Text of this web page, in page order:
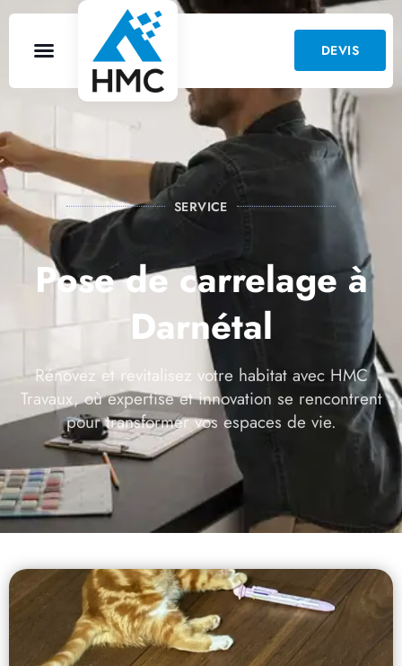
DEVIS
SERVICE
Pose de carrelage à
Darnétal
Rénovez et revitalisez votre habitat avec HMC
Travaux, où expertise et innovation se rencontrent
pour transformer vos espaces de vie.